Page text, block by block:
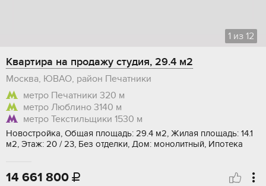
1 из 12
Квартира на продажу студия, 29.4 м2
Москва, ЮВАО, район Печатники
метро Печатники 320 м
метро Люблино 3140 м
метро Текстильщики 1530 м
Новостройка, Общая площадь: 29.4 м2, Жилая площадь: 14.1
м2, Этаж: 20 / 23, Без отделки, Дом: монолитный, Ипотека
14 661 800 